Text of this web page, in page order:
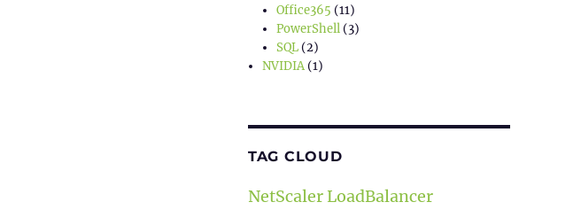
Office365 (11)
PowerShell(3)
SQL(2)
NVIDIA(1)
TAG CLOUD
NetScaler LoadBalancer